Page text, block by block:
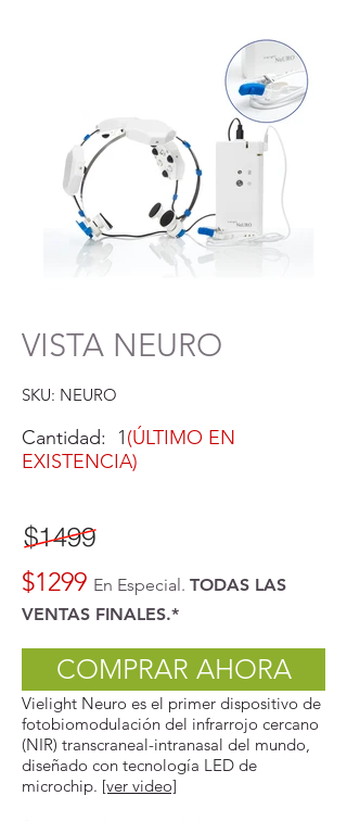
VISTA NEURO
SKU: NEURO
Cantidad: 1(ÚLTIMO EN
EXISTENCIA)
$1299 En Especial. TODAS LAS
VENTAS FINALES.*
COMPRAR AHORA
Vielight Neuro es el primer dispositivo de
fotobiomodulación del infrarrojo cercano
(NIR) transcraneal-intranasal del mundo,
diseñado con tecnología LED de
microchip. [ver video]